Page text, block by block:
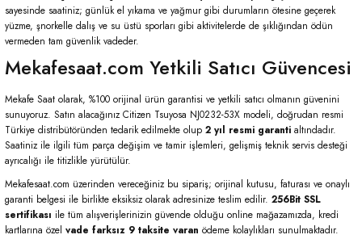
sayesinde saatiniz; günlük el yıkama ve yağmur gibi durumların ötesine geçerek
yüzme, şnorkelle dalış ve su üstü sporları gibi aktivitelerde de şıklığından ödün
vermeden tam güvenlik vadeder.
Mekafesaat.com Yetkili Satıcı Güvencesi
Mekafe Saat olarak, %100 orijinal ürün garantisi ve yetkili satıcı olmanın güvenini
sunuyoruz. Satın alacağınız Citizen Tsuyosa NJ0232-53X modeli, doğrudan resmi
Türkiye distribütöründen tedarik edilmekte olup 2 yıl resmi garanti altındadır.
Saatiniz ile ilgili tüm parça değişim ve tamir işlemleri, gelişmiş teknik servis desteği
ayrıcalığı ile titizlikle yürütülür.
Mekafesaat.com üzerinden vereceğiniz bu sipariş; orijinal kutusu, faturası ve onaylı
garanti belgesi ile birlikte eksiksiz olarak adresinize teslim edilir. 256Bit SSL
sertifikası ile tüm alışverişlerinizin güvende olduğu online mağazamızda, kredi
kartlarına özel vade farksız 9 taksite varan ödeme kolaylıkları sunulmaktadır.